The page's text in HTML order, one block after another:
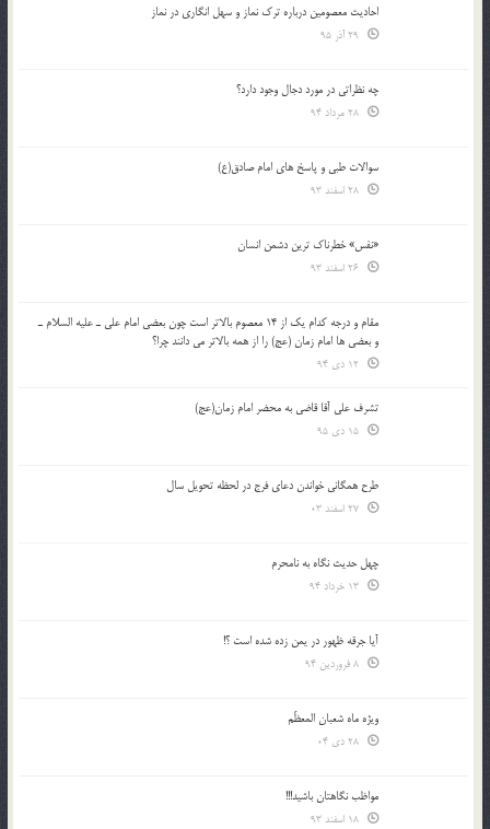
احادیث معصومین درباره ترک نماز و سهل انگاری در نماز
چه نظراتی در مورد دجال وجود دارد؟
سوالات طبی و پاسخ های امام صادق(ع)
«نفس» خطرناک ترین دشمن انسان
مقام و درجه كدام يك از 14 معصوم بالاتر است چون بعضي امام علي ـ عليه السلام ـ
و بعضي ها امام زمان (عج) را از همه بالاتر مي دانند چرا؟
تشرف علي آقا قاضي به محضر امام زمان(عج)
طرح همگانی خواندن دعای فرج در لحظه تحویل سال
چهل حدیث نگاه به نامحرم
آیا جرقه ظهور در یمن زده شده است ؟!
ویژه ماه شعبان المعظّم
مواظب نگاهتان باشید!!!